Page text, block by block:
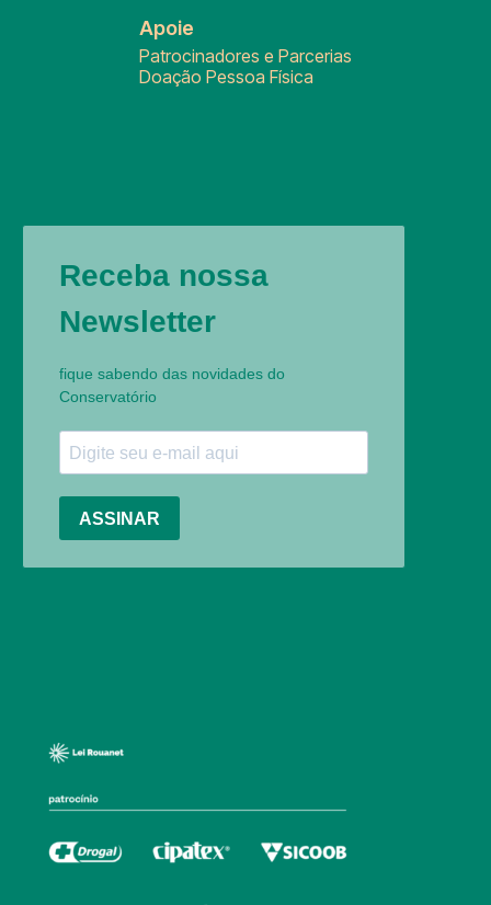
Apoie
Patrocinadores e Parcerias
Doação Pessoa Física